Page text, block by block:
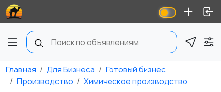
Главная Для Бизнеса
Готовый бизнес
Производство
Химическое производство